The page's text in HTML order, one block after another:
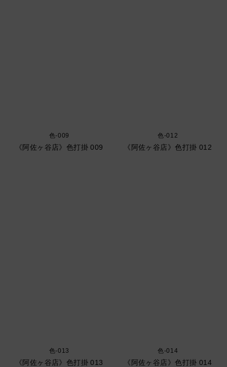
色-009
《阿佐ヶ谷店》色打掛 009
色-012
《阿佐ヶ谷店》色打掛 012
色-013
《阿佐ヶ谷店》色打掛 013
色-014
《阿佐ヶ谷店》色打掛 014